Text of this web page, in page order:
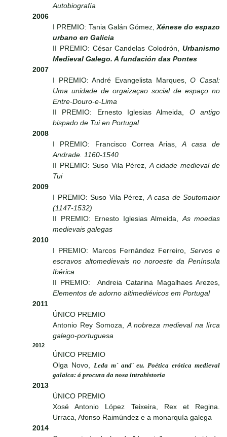
Autobiografía
2006
I PREMIO: Tania Galán Gómez,Xénese do espazo
urbano en Galicia
II PREMIO: César Candelas Colodrón, Urbanismo
Medieval Galego. A fundación das Pontes
2007
I PREMIO: André Evangelista Marques,O Casal:
Uma unidade de orgaizaçao social de espaço no
Entre-Douro-e-Lima
II PREMIO: Ernesto Iglesias Almeida, O antigo
bispado de Tui en Portugal
2008
I PREMIO: Francisco Correa Arias,A casa de
Andrade. 1160-1540
II PREMIO: Suso Vila Pérez,A cidade medieval de
Tui
2009
I PREMIO: Suso Vila Pérez,A casa de Soutomaior
(1147-1532)
II PREMIO: Ernesto Iglesias Almeida,As moedas
medievais galegas
2010
I PREMIO: Marcos Fernández Ferreiro, Servos e
escravos altomedievais no noroeste da Península
Ibérica
II PREMIO: Andreia Catarina Magalhaes Arezes,
Elementos de adorno altimediévicos em Portugal
2011
ÚNICO PREMIO
Antonio Rey Somoza,A nobreza medieval na lírca
galego-portuguesa
2012
ÚNICO PREMIO
Olga Novo, Leda m´ and´ eu. Poética erótica medieval
galaica: á procura da nosa intrahistoria
2013
ÚNICO PREMIO
Xosé Antonio López Teixeira, Rex et Regina.
Urraca, Afonso Raimúndez e a monarquía galega
2014